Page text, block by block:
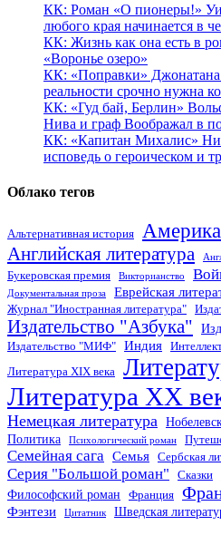
КК: Роман «О пионеры!»
любого края начинается в
КК: Жизнь как она есть в
«Воронье озеро»
КК: «Поправки» Джонатана
реальности срочно нужна
КК: «Гуд бай, Берлин»
Нива и граф Воображал в
КК: «Капитан Михалис»
исповедь о героическом и
Облако тегов
Альтернативная история
Английская литература
Букеровская премия
Викторианство
Документальная проза Еврейская
Журнал "Иностранная литература"
Издательство "Азбука"
Издательство "МИФ" Индия
Литература XIX века
Литература XX
Немецкая литература
Политика
Психологический роман
Семейная сага Семья Сербская
Серия "Большой роман" Сказки
Философский роман
Франция
Фэнтези Цитатник Шведская